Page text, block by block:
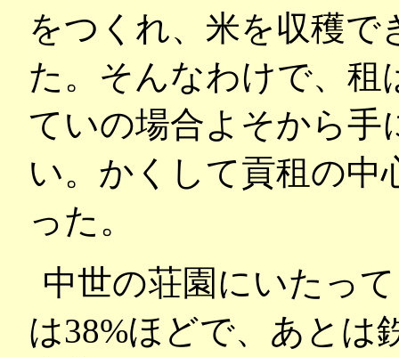
をつくれ、米を収穫
た。そんなわけで、租
ていの場合よそから手
い。かくして貢租の
った。
中世の荘園にいたっ
は38%ほどで、あとは